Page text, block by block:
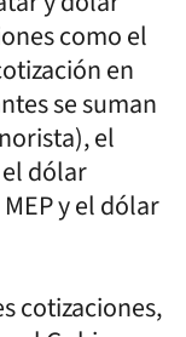
como el
en
se suman
el
dólar
y el dólar
cotizaciones,